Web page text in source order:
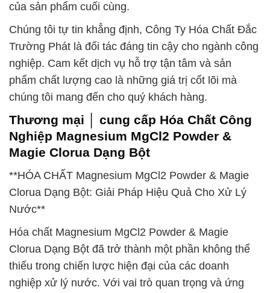
của sản phẩm cuối cùng.
Chúng tôi tự tin khẳng định, Công Ty Hóa Chất Đắc
Trường Phát là đối tác đáng tin cậy cho ngành công
nghiệp. Cam kết dịch vụ hỗ trợ tận tâm và sản
phẩm chất lượng cao là những giá trị cốt lõi mà
chúng tôi mang đến cho quý khách hàng.
Thương mại │ cung cấp Hóa Chất Công
Nghiệp Magnesium MgCl2 Powder &
Magie Clorua Dạng Bột
**HÓA CHẤT Magnesium MgCl2 Powder & Magie
Clorua Dạng Bột: Giải Pháp Hiệu Quả Cho Xử Lý
Nước**
Hóa chất Magnesium MgCl2 Powder & Magie
Clorua Dạng Bột đã trở thành một phần không thể
thiếu trong chiến lược hiện đại của các doanh
nghiệp xử lý nước. Với vai trò quan trọng và ứng